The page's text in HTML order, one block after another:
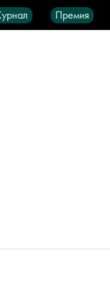
Премия
Город IT-продукты